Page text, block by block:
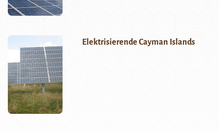
Elektrisierende Cayman Islands